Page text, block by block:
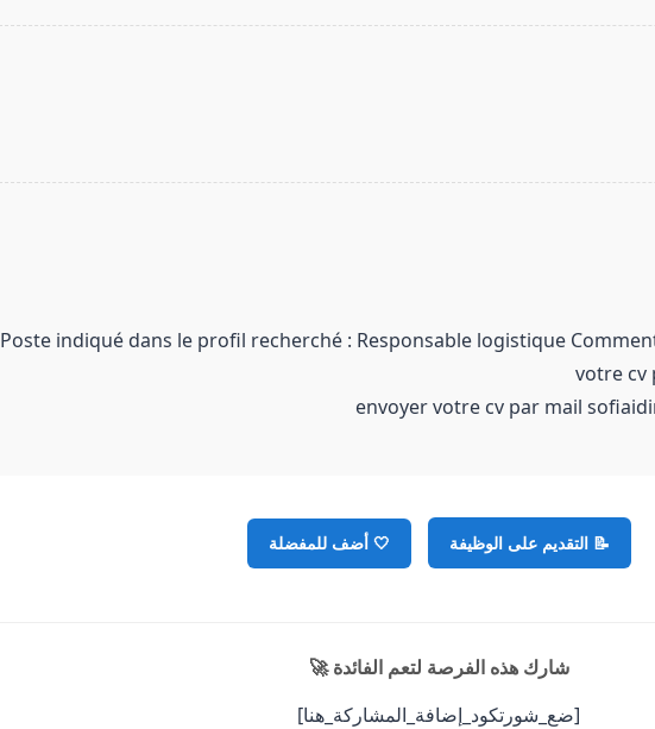
Poste indiqué dans le profil recherché : Responsable logistique
votre cv
📝 التقديم على الوظيفة 🤍 أضف للمفضلة
شارك هذه الفرصة لتعم الفائدة 🚀
[ضع_شورتكود_إضافة_المشاركة_هنا]